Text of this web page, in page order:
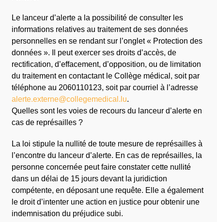
Le lanceur d’alerte a la possibilité de consulter les
informations relatives au traitement de ses données
personnelles en se rendant sur l’onglet « Protection des
données ». Il peut exercer ses droits d’accès, de
rectification, d’effacement, d’opposition, ou de limitation
du traitement en contactant le Collège médical, soit par
téléphone au 2060110123, soit par courriel à l’adresse
alerte.externe@collegemedical.lu.
Quelles sont les voies de recours du lanceur d’alerte en
cas de représailles ?
La loi stipule la nullité de toute mesure de représailles à
l’encontre du lanceur d’alerte. En cas de représailles, la
personne concernée peut faire constater cette nullité
dans un délai de 15 jours devant la juridiction
compétente, en déposant une requête. Elle a également
le droit d’intenter une action en justice pour obtenir une
indemnisation du préjudice subi.